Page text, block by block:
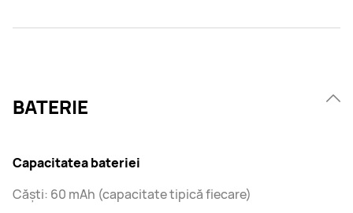
BATERIE
Capacitatea bateriei
Căști: 60 mAh (capacitate tipică fiecare)